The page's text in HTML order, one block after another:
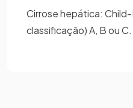
Cirrose hepática:
classificação) A, B ou C.